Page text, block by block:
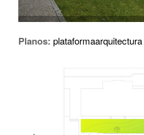
Planos: plataformaarquitectura